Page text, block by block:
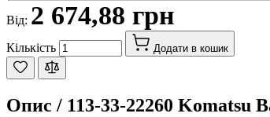
Від: 2 674,88 грн
Кількість Додати в кошик
Опис / 113-33-22260 Komatsu